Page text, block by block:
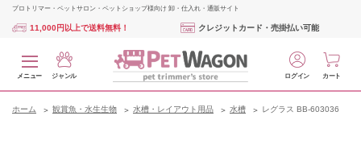
プロトリマー・ペットサロン・ペットショップ様向け 卸・仕入れ・通販サイト
11,000円以上で送料無料！ クレジットカード・売掛払い可能
メニュー ジャンル ログイン カート
ホーム 観賞魚・水生生物 水槽・レイアウト用品 水槽 レグラス BB-603036